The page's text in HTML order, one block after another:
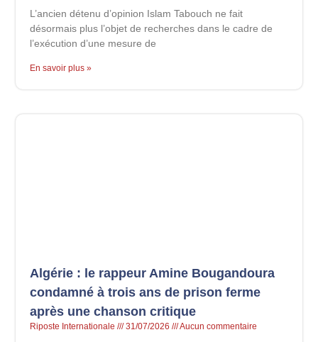
L’ancien détenu d’opinion Islam Tabouch ne fait
désormais plus l’objet de recherches dans le cadre de
l’exécution d’une mesure de
En savoir plus »
Algérie : le rappeur Amine Bougandoura
condamné à trois ans de prison ferme
après une chanson critique
Riposte Internationale 31/07/2026 Aucun commentaire